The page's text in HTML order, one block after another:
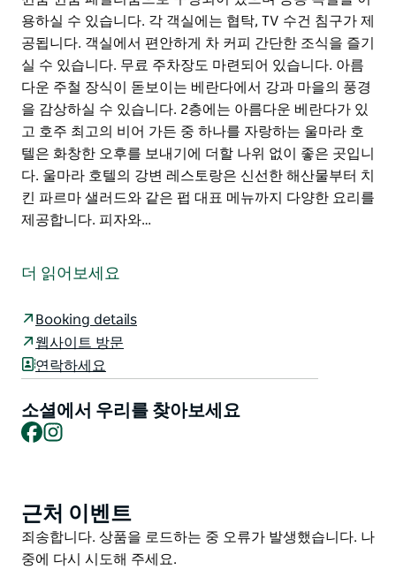
용하실 수 있습니다. 각 객실에는 협탁, TV 수건 침구가 제
공됩니다. 객실에서 편안하게 차 커피 간단한 조식을 즐기
실 수 있습니다. 무료 주차장도 마련되어 있습니다. 아름
다운 주철 장식이 돋보이는 베란다에서 강과 마을의 풍경
을 감상하실 수 있습니다. 2층에는 아름다운 베란다가 있
고 호주 최고의 비어 가든 중 하나를 자랑하는 울마라 호
텔은 화창한 오후를 보내기에 더할 나위 없이 좋은 곳입니
다. 울마라 호텔의 강변 레스토랑은 신선한 해산물부터 치
킨 파르마 샐러드와 같은 펍 대표 메뉴까지 다양한 요리를
제공합니다. 피자와…
안성맞춤입니다. 편안하고 친근한 바 주류 판매점,
객실은 트윈룸 퀸룸 패밀리룸으로 구성되어 있으며 공용
욕실을 이용하실 수 있습니다. 각 객실에는 협탁, TV 수건
침구가 제공됩니다. 객실에서 편안하게 차 커피 간단한 조
식을 즐기실 수 있습니다. 무료 주차장도 마련되어 있습니
다. 아름다운 주철 장식이 돋보이는 베란다에서 강과 마을
중 하나를 자랑하는 울마라 호텔은 화창한 오후를 보내기
에 더할 나위 없이 좋은 곳입니다.
울마라 호텔의 강변 레스토랑은 신선한 해산물부터 치킨
더 읽어보세요
Booking details
웹사이트 방문
연락하세요
소셜에서 우리를 찾아보세요
Facebook
Product
List
근처 이벤트
Product
List
죄송합니다. 상품을 로드하는 중 오류가 발생했습니다. 나
중에 다시 시도해 주세요.